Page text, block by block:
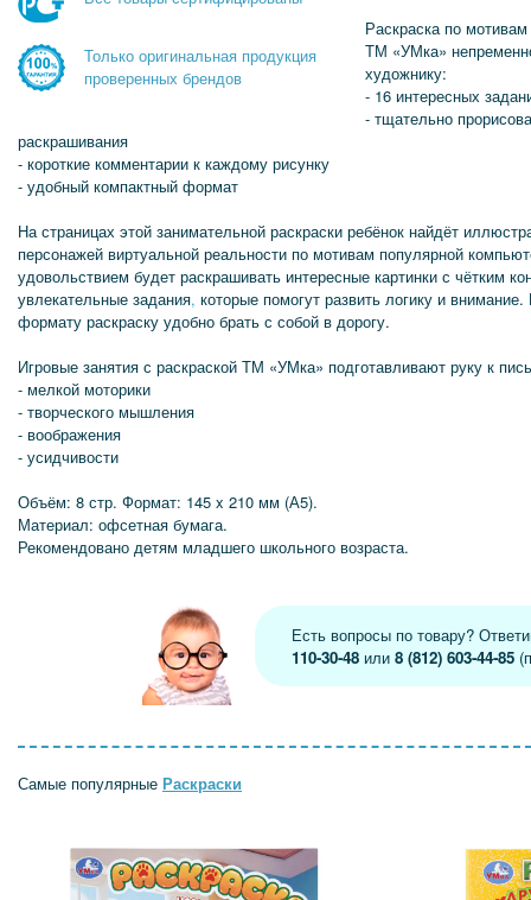
Только оригинальная продукция
проверенных брендов
Раскраска по
ТМ «УМка»
художнику:
- 16 интересных
- тщательно
раскрашивания
- короткие комментарии к каждому рисунку
- удобный компактный формат
На страницах этой занимательной раскраски ребёнок найдёт
персонажей виртуальной реальности по мотивам популярной
удовольствием будет раскрашивать интересные картинки с чётким
увлекательные задания, которые помогут развить логику и
формату раскраску удобно брать с собой в дорогу.
Игровые занятия с раскраской ТМ «УМка» подготавливают руку к
- мелкой моторики
- творческого мышления
- воображения
- усидчивости
Объём: 8 стр. Формат: 145 x 210 мм (А5).
Материал: офсетная бумага.
Рекомендовано детям младшего школьного возраста.
Есть вопросы по товару?
110-30-48 или8 (812) 603-44-85
Самые популярные Раскраски